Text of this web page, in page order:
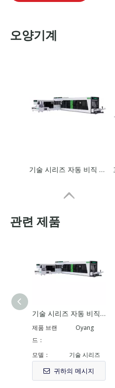
오양기계
기술 시리즈 자동 비직 상자 가방 온라인 핸들이있는 기계 제작 기계
고속 센터 씰/쿼드 씰 파우치 제작 기계
관련 제품
기술 시리즈 자동 비직 상자 가방 온라인 핸들이있는 기계 제작 기계
제품 브랜
드：
Oyang
모델： 기술 시리즈
귀하의 메시지